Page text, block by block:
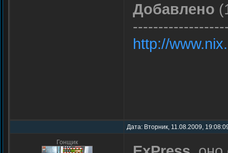
Добавлено
http://
Дата: Вторник, 11.08.2009,
Гонщик